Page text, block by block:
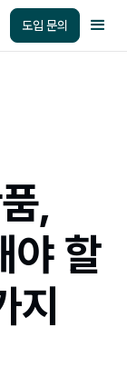
도입 문의
,
야 할
지